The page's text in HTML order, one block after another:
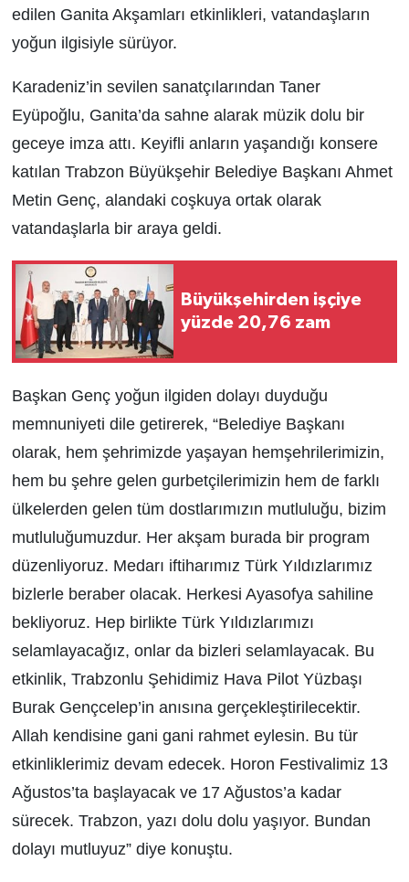
edilen Ganita Akşamları etkinlikleri, vatandaşların
yoğun ilgisiyle sürüyor.
Karadeniz’in sevilen sanatçılarından Taner
Eyüpoğlu, Ganita’da sahne alarak müzik dolu bir
geceye imza attı. Keyifli anların yaşandığı konsere
katılan Trabzon Büyükşehir Belediye Başkanı Ahmet
Metin Genç, alandaki coşkuya ortak olarak
vatandaşlarla bir araya geldi.
Büyükşehirden işçiye
yüzde 20,76 zam
Başkan Genç yoğun ilgiden dolayı duyduğu
memnuniyeti dile getirerek, “Belediye Başkanı
olarak, hem şehrimizde yaşayan hemşehrilerimizin,
hem bu şehre gelen gurbetçilerimizin hem de farklı
ülkelerden gelen tüm dostlarımızın mutluluğu, bizim
mutluluğumuzdur. Her akşam burada bir program
düzenliyoruz. Medarı iftiharımız Türk Yıldızlarımız
bizlerle beraber olacak. Herkesi Ayasofya sahiline
bekliyoruz. Hep birlikte Türk Yıldızlarımızı
selamlayacağız, onlar da bizleri selamlayacak. Bu
etkinlik, Trabzonlu Şehidimiz Hava Pilot Yüzbaşı
Burak Gençcelep’in anısına gerçekleştirilecektir.
Allah kendisine gani gani rahmet eylesin. Bu tür
etkinliklerimiz devam edecek. Horon Festivalimiz 13
Ağustos’ta başlayacak ve 17 Ağustos’a kadar
sürecek. Trabzon, yazı dolu dolu yaşıyor. Bundan
dolayı mutluyuz” diye konuştu.